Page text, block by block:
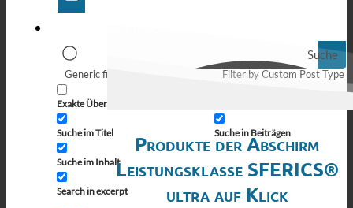
Suche
Generic filters
Exakte Übereinstimmung
Suche im Titel
Suche im Inhalt
Search in excerpt
Filter by Custom Post Type
Suche in Beiträgen
Produkte der Abschirm
Leistungsklasse SFERICS®
ultra auf Klick